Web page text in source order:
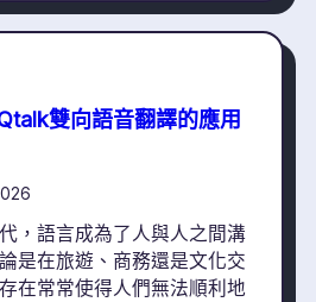
雙向語音翻譯的應用
，語言成為了人與人之間溝
是在旅遊、商務還是文化交
在常常使得人們無法順利地